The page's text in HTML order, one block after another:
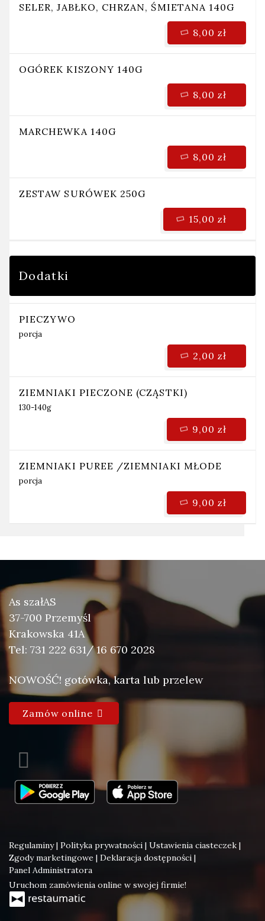
SELER, JABŁKO, CHRZAN, ŚMIETANA 140G
OGÓREK KISZONY 140G
MARCHEWKA 140G
ZESTAW SURÓWEK 250G
Dodatki
PIECZYWO
porcja
ZIEMNIAKI PIECZONE (CZĄSTKI)
130-140g
ZIEMNIAKI PUREE /ZIEMNIAKI MŁODE
porcja
As szałAS
37-700 Przemyśl
Krakowska 41A
Tel: 731 222 631/ 16 670 2028
NOWOŚĆ! gotówka, karta lub przelew
Zamów online
Regulaminy| Polityka prywatności | Ustawienia ciasteczek |
Zgody marketingowe | Deklaracja dostępności |
Panel Administratora
Uruchom zamówienia online w swojej firmie!